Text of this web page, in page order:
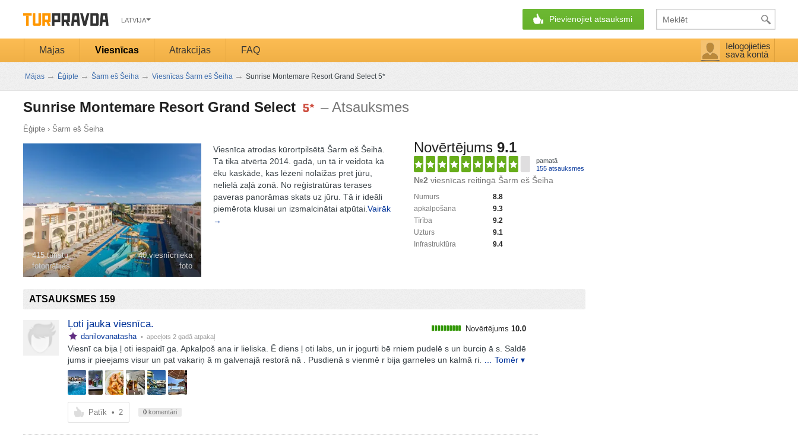
LATVIJA Pievienojiet atsauksmi
Mājas Viesnīcas Atrakcijas FAQ
Ielogojieties
savā kontā
Mājas → Ēģipte → Šarm eš Šeiha → Viesnīcas Šarm eš Šeiha → Sunrise Montemare Resort Grand Select 5*
Sunrise Montemare Resort Grand Select – Atsauksmes
Ēģipte› Šarm eš Šeiha
415 tūristu
fotogrāfijas
40 viesnīcnieka
foto
Novērtējums 9.1
pamatā
155 atsauksmes
№2 viesnīcas reitingā Šarm eš Šeiha
8.8
Numurs
9.3
apkalpošana
9.2
Tīrība
9.1
Uzturs
9.4
Infrastruktūra
Viesnīca atrodas kūrortpilsētā Šarm eš Šeihā.
Tā tika atvērta 2014. gadā, un tā ir veidota kā
ēku kaskāde, kas lēzeni nolaižas pret jūru,
nelielā zaļā zonā. No reģistratūras terases
paveras panorāmas skats uz jūru. Tā ir ideāli
piemērota klusai un izsmalcinātai atpūtai. Vairāk
→
ATSAUKSMES 159
Ļoti jauka viesnīca.
danilovanatasha • apceļots 2 gadā atpakaļ
Novērtējums 10.0
Viesnī ca bija ļ oti iespaidī ga. Apkalpoš ana ir lieliska. Ē diens ļ oti labs, un ir jogurti bē rniem pudelē s un burciņ ā s. Saldē
jums ir pieejams visur un pat vakariņ ā m galvenajā restorā nā . Pusdienā s vienmē r bija garneles un kalmā ri.
… Tomēr ▾
Patīk • 2 0komentāri